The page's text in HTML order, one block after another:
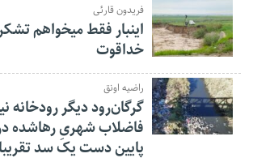
فریدون قارئی
اینبار فقط میخواهم
خداقوت
راضیه اونق
گرگان‌رود دیگر
فاضلاب شهریِ رهاشده
پایین دست یک سد